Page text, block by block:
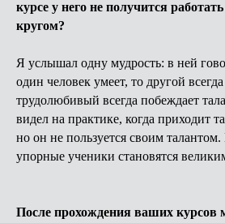
курсе у него не получится
кругом?
Я услышал одну мудрость: в ней
один человек умеет, то другой
трудолюбивый всегда побеждает
видел на практике, когда приходит
но он не пользуется своим
упорные ученики становятся
После прохождения ваших курсов